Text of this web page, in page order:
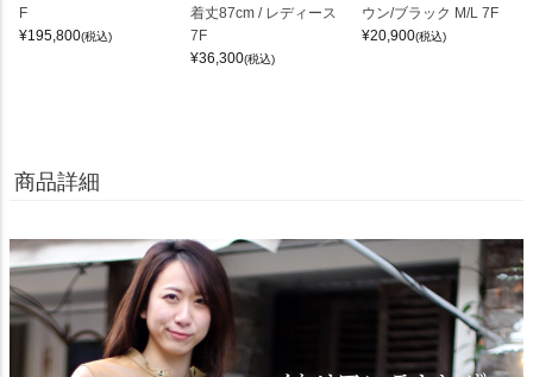
F
¥195,800(税込)
着丈87cm / レディース
7F
¥36,300(税込)
ウン/ブラック M/L 7F
¥20,900(税込)
商品詳細